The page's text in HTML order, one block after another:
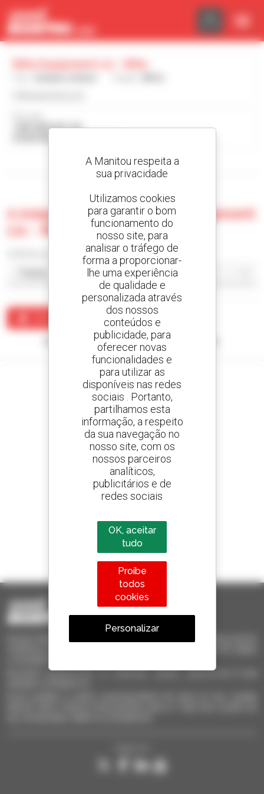
1605 AIRPORT RD
Visualizar os filtros de pesquisa
0 máquina usada no Rifle Equipment
Nenhum resultado corresponde à sua pesquisa.
Crie os seus alertas
e receba anúncios de equipamentos usados
800 concessionários
A Manitou em todo o mundo
1 em cada 4 telescópicos
vendido no mundo é um manitou
Encontre rapidamente os materiais usados, adicione-os à sua
Painel de Gerenciamento de Cookies
A Manitou respeita a
sua privacidade
Utilizamos cookies
para garantir o bom
funcionamento do
nosso site, para
analisar o tráfego de
forma a proporcionar-
lhe uma experiência
de qualidade e
personalizada através
dos nossos
conteúdos e
publicidade, para
oferecer novas
funcionalidades e
para utilizar as
disponíveis nas redes
sociais . Portanto,
partilhamos esta
informação, a respeito
da sua navegação no
nosso site, com os
nossos parceiros
analíticos,
publicitários e de
redes sociais
OK, aceitar
tudo
Proíbe
todos
cookies
Personalizar